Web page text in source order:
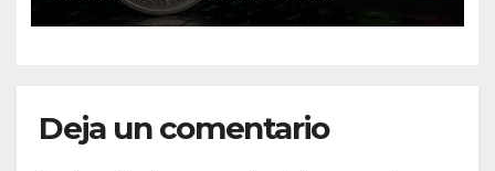
Deja un comentario